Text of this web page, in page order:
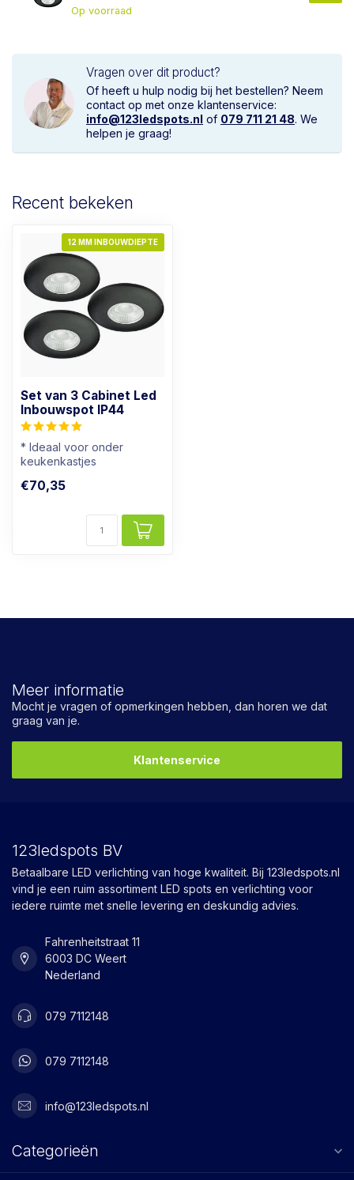
Op voorraad
Vragen over dit product?
Of heeft u hulp nodig bij het bestellen? Neem
contact op met onze klantenservice:
info@123ledspots.nl of 079 711 21 48. We
helpen je graag!
Recent bekeken
12 MM INBOUWDIEPTE
Set van 3 Cabinet Led
Inbouwspot IP44
* Ideaal voor onder
keukenkastjes
badkamers
€70,35
Meer informatie
Mocht je vragen of opmerkingen hebben, dan horen we dat
graag van je.
Klantenservice
123ledspots BV
Betaalbare LED verlichting van hoge kwaliteit. Bij 123ledspots.nl
vind je een ruim assortiment LED spots en verlichting voor
iedere ruimte met snelle levering en deskundig advies.
Fahrenheitstraat 11
6003 DC Weert
Nederland
079 7112148
079 7112148
info@123ledspots.nl
Categorieën